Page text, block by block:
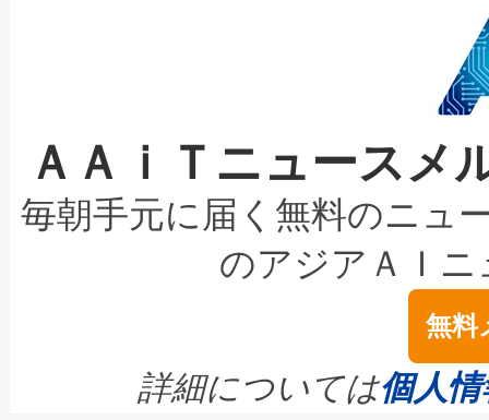
加組織は、Enzeneのバイオ
選定された製品について、自
取得できる可能性もあります
設には、3億～4億ドルかか
最高経営責任者（CEO）であ
す。「当社のfully-connected
ームを利用すれば、6,000万
きます。この効率性は、フェ
事業者の負担軽減という課題
系統連系を迅速にし、ピーク
限を超えて利用可能な電力容
持できるよう貢献します。こ
ービスレベル契約（SLA）違
テリー性能の劣化によるダウ
念は、現在データセンターが
ます。 Voltaiq provides a
quality and reliability for AI
狭視野のFOVを切り替えるこ
ケーブル、枝などの細かな対
なレーザースポットにより、
な環境下でも豊かなディテー
キロメートル範囲を検出
LiDAR for Inspections,
は1535 nmレーザーを搭載。
イズの小径化を実現すること
す。ノーマルモードでは、
ＡＡｉＴニュース
毎朝手元に届く無料のニュ
のアジアＡＩ
無料
詳細については個人